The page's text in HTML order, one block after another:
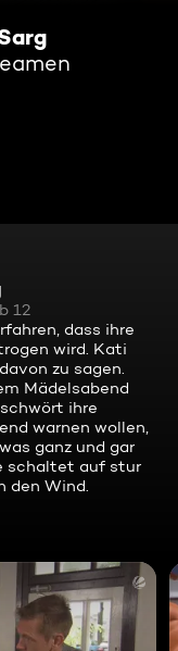
12
dass ihre
wird. Kati
zu sagen.
Mädelsabend
ihre
warnen wollen,
ganz und gar
schaltet auf stur
den Wind.